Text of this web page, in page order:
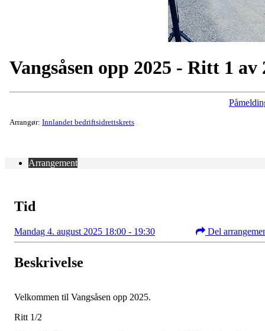
Vangsåsen opp 2025 - Ritt 1 av
Arrangør: Innlandet bedriftsidrettskrets
Arrangement
Tid
Mandag 4. august 2025 18:00 - 19:30 Del
Beskrivelse
Velkommen til Vangsåsen opp 2025.
Ritt 1/2